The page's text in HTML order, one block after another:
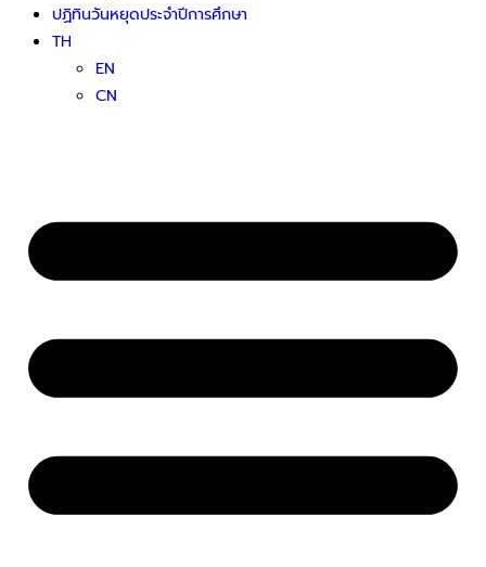
ปฏิทินวันหยุดประจำปีการศึกษา
TH
EN
CN